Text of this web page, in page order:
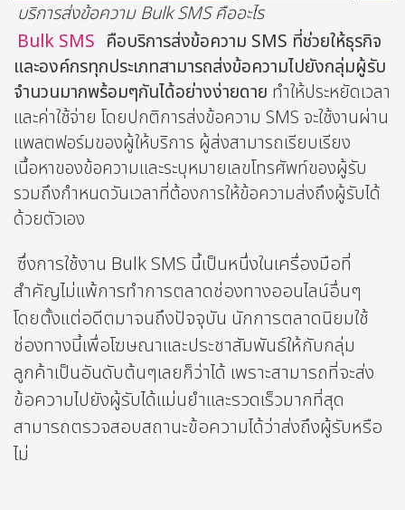
บริการส่งข้อความ Bulk SMS คืออะไร
Bulk SMS คือบริการส่งข้อความ SMS ที่ช่วยให้ธุรกิจ
และองค์กรทุกประเภทสามารถส่งข้อความไปยังกลุ่มผู้รับ
จำนวนมากพร้อมๆกันได้อย่างง่ายดาย ทำให้ประหยัดเวลา
และค่าใช้จ่าย โดยปกติการส่งข้อความ SMS จะใช้งานผ่าน
แพลตฟอร์มของผู้ให้บริการ ผู้ส่งสามารถเรียบเรียง
เนื้อหาของข้อความและระบุหมายเลขโทรศัพท์ของผู้รับ
รวมถึงกำหนดวันเวลาที่ต้องการให้ข้อความส่งถึงผู้รับได้
ด้วยตัวเอง
ซึ่งการใช้งาน Bulk SMS นี้เป็นหนึ่งในเครื่องมือที่
สำคัญไม่แพ้การทำการตลาดช่องทางออนไลน์อื่นๆ
โดยตั้งแต่อดีตมาจนถึงปัจจุบัน นักการตลาดนิยมใช้
ช่องทางนี้เพื่อโฆษณาและประชาสัมพันธ์ให้กับกลุ่ม
ลูกค้าเป็นอันดับต้นๆเลยก็ว่าได้ เพราะสามารถที่จะส่ง
ข้อความไปยังผู้รับได้แม่นยำและรวดเร็วมากที่สุด
สามารถตรวจสอบสถานะข้อความได้ว่าส่งถึงผู้รับหรือ
ไม่